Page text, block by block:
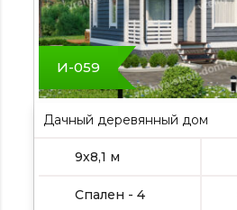
И-059
Дачный деревянный дом
9х8,1 м
Спален - 4